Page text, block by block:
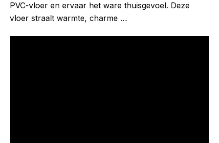
PVC-vloer en ervaar het ware thuisgevoel. Deze
vloer straalt warmte, charme …